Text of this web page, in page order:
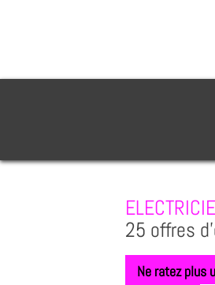
25 offres
Ne ratez plus